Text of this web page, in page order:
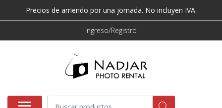
Precios de arriendo por una jornada. No incluyen IVA.
Ingreso/Registro